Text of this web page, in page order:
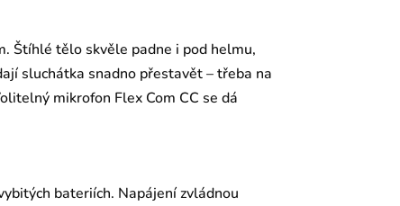
Štíhlé tělo skvěle padne i pod helmu,
sluchátka snadno přestavět – třeba na
mikrofon Flex Com CC se dá
bateriích. Napájení zvládnou